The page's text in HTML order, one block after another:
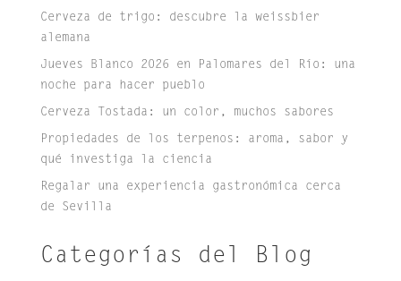
Cerveza de trigo: descubre la weissbier
alemana
Jueves Blanco 2026 en Palomares del Río: una
noche para hacer pueblo
Cerveza Tostada: un color, muchos sabores
Propiedades de los terpenos: aroma, sabor y
qué investiga la ciencia
Regalar una experiencia gastronómica cerca
de Sevilla
Categorías del Blog